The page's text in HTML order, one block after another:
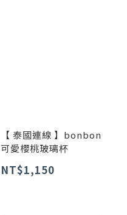
【 泰國連線 】bonbon
可愛櫻桃玻璃杯
NT$1,150